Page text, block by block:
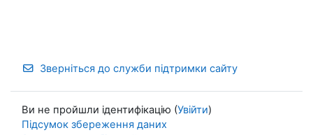
Зверніться до служби підтримки сайту
Ви не пройшли ідентифікацію (Увійти)
Підсумок збереження даних